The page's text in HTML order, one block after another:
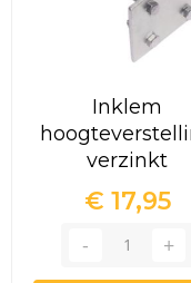
Inklem
verzinkt
€ 17,95